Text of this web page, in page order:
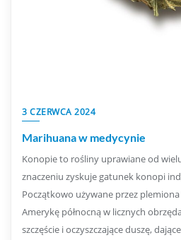
3 CZERWCA 2024
Marihuana w medycynie
Konopie to rośliny uprawiane od
znaczeniu zyskuje gatunek konopi
Początkowo używane przez
Amerykę północną w licznych
szczęście i oczyszczające duszę,